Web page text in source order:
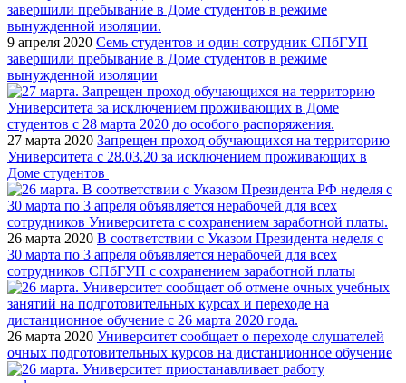
9 апреля 2020 Семь студентов и один сотрудник СПбГУП
завершили пребывание в Доме студентов в режиме
вынужденной изоляции
27 марта 2020 Запрещен проход обучающихся на территорию
Университета с 28.03.20 за исключением проживающих в
Доме студентов
26 марта 2020 В соответствии с Указом Президента неделя с
30 марта по 3 апреля объявляется нерабочей для всех
сотрудников СПбГУП с сохранением заработной платы
26 марта 2020 Университет сообщает о переходе слушателей
очных подготовительных курсов на дистанционное обучение